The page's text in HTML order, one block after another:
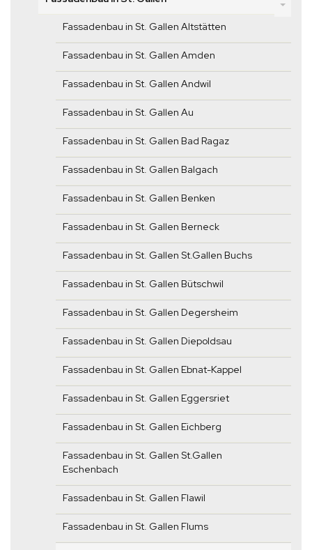
Fassadenbau in St. Gallen Altstätten
Fassadenbau in St. Gallen Amden
Fassadenbau in St. Gallen Andwil
Fassadenbau in St. Gallen Au
Fassadenbau in St. Gallen Bad Ragaz
Fassadenbau in St. Gallen Balgach
Fassadenbau in St. Gallen Benken
Fassadenbau in St. Gallen Berneck
Fassadenbau in St. Gallen St.Gallen Buchs
Fassadenbau in St. Gallen Bütschwil
Fassadenbau in St. Gallen Degersheim
Fassadenbau in St. Gallen Diepoldsau
Fassadenbau in St. Gallen Ebnat-Kappel
Fassadenbau in St. Gallen Eggersriet
Fassadenbau in St. Gallen Eichberg
Fassadenbau in St. Gallen St.Gallen
Eschenbach
Fassadenbau in St. Gallen Flawil
Fassadenbau in St. Gallen Flums